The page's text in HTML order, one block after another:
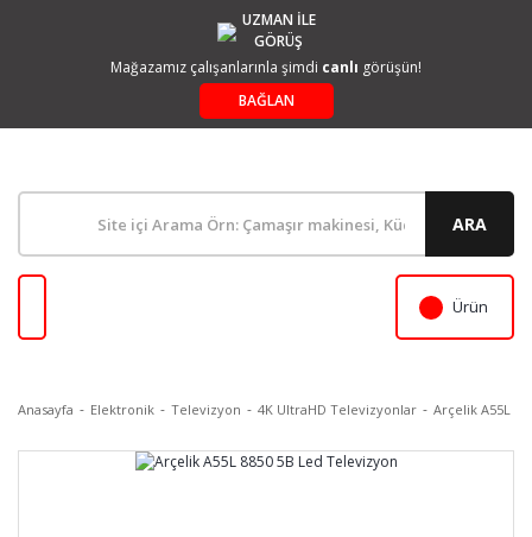
UZMAN İLE
GÖRÜŞ
Mağazamız çalışanlarınla şimdi canlı görüşün!
BAĞLAN
ARA
Ürün
Anasayfa Elektronik Televizyon 4K UltraHD Televizyonlar Arçelik A55L